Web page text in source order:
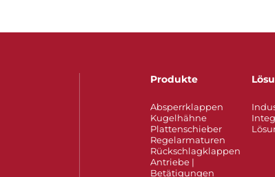
Produkte
Absperrklappen
Kugelhähne
Plattenschieber
Regelarmaturen
Rückschlagklappen
Antriebe |
Betätigungen